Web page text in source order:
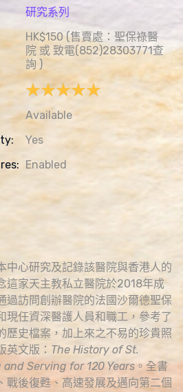
研究系列
HK$150 (售賣處：聖保祿醫
院 或 致電(852)28303771查
詢 )
★★★★★
★★★★★
Available
Yes
Enabled
中心研究及記錄該醫院與香港人的
這家天主教私立醫院於2018年成
過訪問創辦醫院的法國沙爾德聖保
現任資深醫護人員和職工，參考了
歷史檔案，加上來之不易的珍貴照
英文版： The History of St.
and Serving for 120 Years。全書
戰後復甦、高速發展及邁向第二個